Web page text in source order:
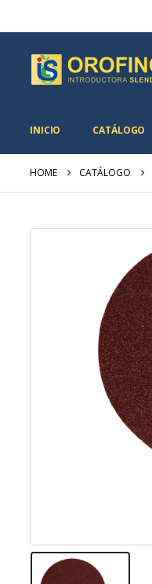
INICIO CATÁLOGO
HOME CATÁLOGO